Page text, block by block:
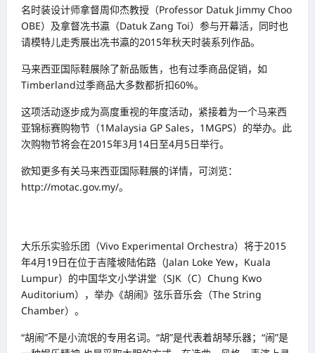
名时装设计师拿督周仰杰教授（Professor Datuk Jimmy Choo
OBE）及拿督冼书瀛（Datuk Zang Toi）参与开幕活，同时也
请模特儿走秀展出冼书瀛的2015年秋天时装系列作品。
马来西亚国际鞋展除了新品贩售，也有过季商品促销，如
Timberland过季商品大多数都折扣60%。
这项活动逐步成为高度重视的年度活动，紧接着为一个马来西
亚锦标赛购物节（1Malaysia GP Sales，1MGPS）的举办。此
次购物节将会在2015年3月14日至4月5日举行。
欲知更多有关马来西亚国际鞋展的详情，可浏览：
http://motac.gov.my/。
大乐乐实验乐团（Vivo Experimental Orchestra）将于2015
年4月19日在位于吉隆坡陆佑路（Jalan Loke Yew，Kuala
Lumpur）的中国华文小学讲堂（SJK（C）Chung Kwo
Auditorium），举办《胡闹》弦乐音乐会（The String
Chamber）。
“胡闹”不是小流氓的专用名词。“胡”是代表着胡琴乐器；“闹”是